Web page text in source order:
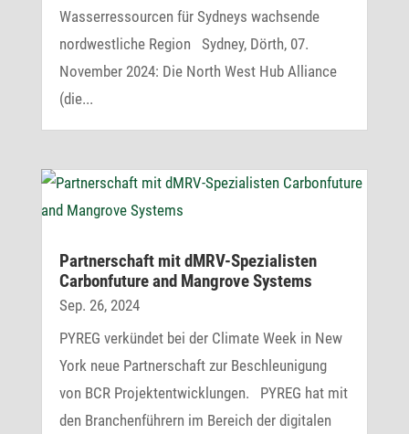
Wasserressourcen für Sydneys wachsende
nordwestliche Region Sydney, Dörth, 07.
November 2024: Die North West Hub Alliance
(die...
Part­ner­schaft mit dMRV-Spezia­listen
Carbon­fu­ture and Mangrove Systems
Sep. 26, 2024
PYREG verkündet bei der Climate Week in New
York neue Partnerschaft zur Beschleunigung
von BCR Projektentwicklungen. PYREG hat mit
den Branchenführern im Bereich der digitalen